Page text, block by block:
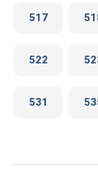
517
522
531